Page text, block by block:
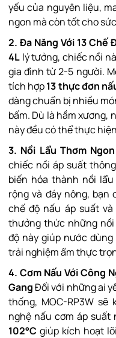
yếu của nguyên liệu,
ngon mà còn tốt cho
2. Đa Năng Với 13 Chế
4L lý tưởng, chiếc nồi
gia đình từ 2-5 người.
tích hợp13 thực đơn
dàng chuẩn bị nhiều
bấm. Dù là hầm xương,
này đều có thể thực
3. Nồi Lẩu Thơm
chiếc nồi áp suất
biến hóa thành nồi
rộng và đáy nông,
chế độ nấu áp suất
thưởng thức những
độ này giúp nước
trải nghiệm ẩm thực
4. Cơm Nấu Với Công
GangĐối với những ai
thống, MOC-RP3W
nghệ nấu cơm áp suất
102°C giúp kích hoạt